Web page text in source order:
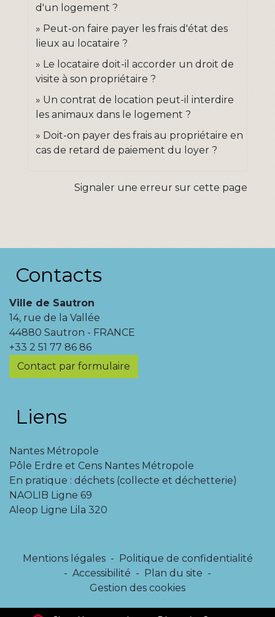
d'un logement ?
Peut-on faire payer les frais d'état des
lieux au locataire ?
Le locataire doit-il accorder un droit de
visite à son propriétaire ?
Un contrat de location peut-il interdire
les animaux dans le logement ?
Doit-on payer des frais au propriétaire en
cas de retard de paiement du loyer ?
Signaler une erreur sur cette page
Contacts
Ville de Sautron
14, rue de la Vallée
44880 Sautron - FRANCE
+33 2 51 77 86 86
Contact par formulaire
Liens
Nantes Métropole
Pôle Erdre et Cens Nantes Métropole
En pratique : déchets (collecte et déchetterie)
NAOLIB Ligne 69
Aleop Ligne Lila 320
Mentions légales - Politique de confidentialité
- Accessibilité - Plan du site -
Gestion des cookies